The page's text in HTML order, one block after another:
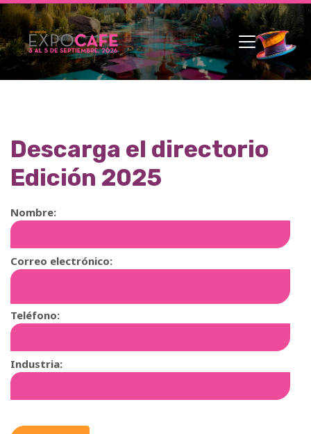
Descarga el directorio
Edición 2025
Nombre:
Correo electrónico:
Teléfono:
Industria: